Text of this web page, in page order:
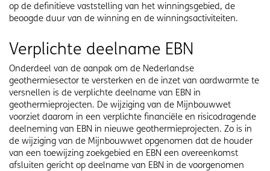
op de definitieve vaststelling van het winningsgebied, de
beoogde duur van de winning en de winningsactiviteiten.
Verplichte deelname EBN
Onderdeel van de aanpak om de Nederlandse
geothermiesector te versterken en de inzet van aardwarmte te
versnellen is de verplichte deelname van EBN in
geothermieprojecten. De wijziging van de Mijnbouwwet
voorziet daarom in een verplichte financiële en risicodragende
deelneming van EBN in nieuwe geothermieprojecten. Zo is in
de wijziging van de Mijnbouwwet opgenomen dat de houder
van een toewijzing zoekgebied en EBN een overeenkomst
afsluiten gericht op deelname van EBN in de voorgenomen